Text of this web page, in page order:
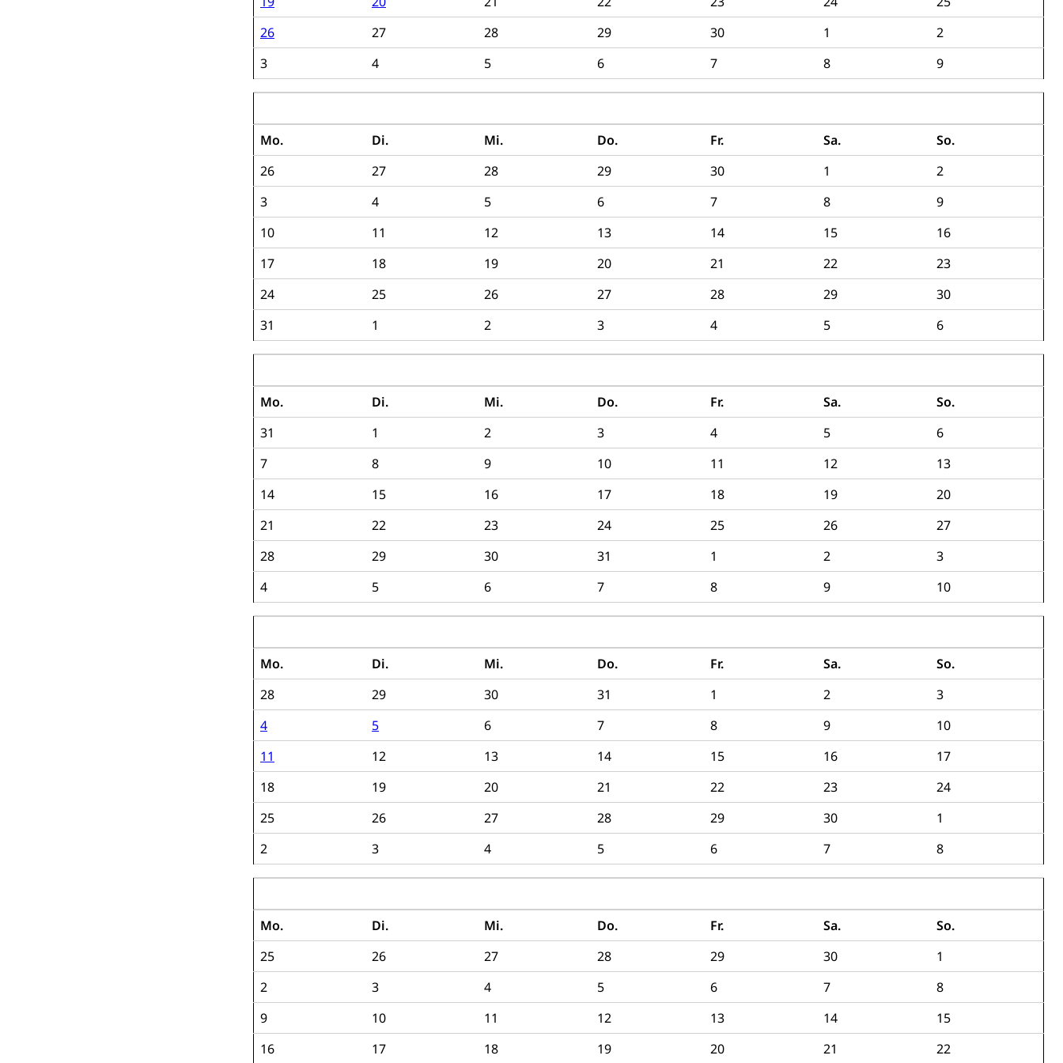
26
27 28 29 30 1
2
3
4 5 6 7 8 9
Mo.
Di. Mi. Do. Fr. Sa.
So.
26
27 28 29 30 1
2
3
4 5 6 7 8
9
10
11 12 13 14 15
16
17
18 19 20 21 22
23
24
25 26 27 28 29
30
31
1 2 3 4 5 6
Mo.
Di. Mi. Do. Fr. Sa.
So.
31
1 2 3 4 5
6
7
8 9 10 11 12
13
14
15 16 17 18 19
20
21
22 23 24 25 26
27
28
29 30 31 1 2
3
4
5 6 7 8 9 10
Mo.
Di. Mi. Do. Fr. Sa.
So.
28
29 30 31 1 2
3
4
5 6 7 8 9
10
11
12 13 14 15 16
17
18
19 20 21 22 23
24
25
26 27 28 29 30
1
2
3 4 5 6 7 8
Mo.
Di. Mi. Do. Fr. Sa.
So.
25
26 27 28 29 30
1
2
3 4 5 6 7
8
9
10 11 12 13 14
15
16
17 18 19 20 21 22
Raumdatenpool Richtplanung Kanton Luzern (ARE) Raum und Wirtschaft rawi